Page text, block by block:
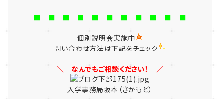
■ ■ ■ ■ ■ ■ ■ ■ ■ ■ ■
個別説明会実施中
問い合わせ方法は下記をチェック
＼ なんでもご相談ください！ ／
入学事務局坂本（さかもと）